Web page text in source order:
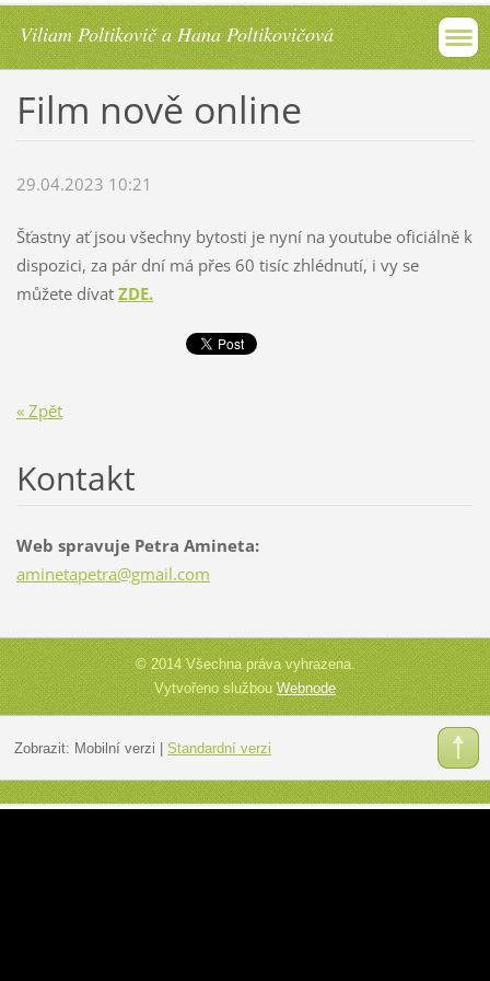
Viliam Poltikovič a Hana Poltikovičová
Film nově online
29.04.2023 10:21
Šťastny ať jsou všechny bytosti je nyní na youtube oficiálně k
dispozici, za pár dní má přes 60 tisíc zhlédnutí, i vy se
můžete dívat ZDE.
« Zpět
Kontakt
Web spravuje Petra Amineta:
aminetapetra@gmail.com
© 2014 Všechna práva vyhrazena.
Vytvořeno službouWebnode
Zobrazit: Mobilní verzi Standardní verzi